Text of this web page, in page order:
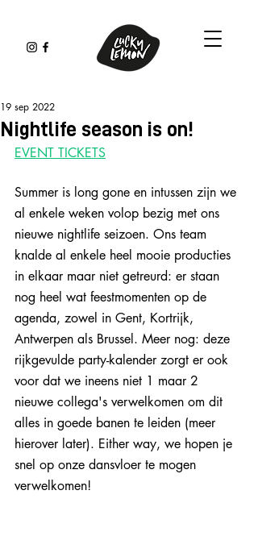
Nightlife season is on!
19 sep 2022
EVENT TICKETS
Summer is long gone en intussen zijn we
al enkele weken volop bezig met ons
nieuwe nightlife seizoen. Ons team
knalde al enkele heel mooie producties
in elkaar maar niet getreurd: er staan
nog heel wat feestmomenten op de
agenda, zowel in Gent, Kortrijk,
Antwerpen als Brussel. Meer nog: deze
rijkgevulde party-kalender zorgt er ook
voor dat we ineens niet 1 maar 2
nieuwe collega's verwelkomen om dit
alles in goede banen te leiden (meer
hierover later). Either way, we hopen je
snel op onze dansvloer te mogen
verwelkomen!